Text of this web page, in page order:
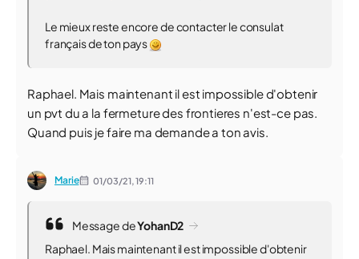
Le mieux reste encore de contacter le consulat
français de ton pays
Raphael. Mais maintenant il est impossible d'obtenir
un pvt du a la fermeture des frontieres n'est-ce pas.
Quand puis je faire ma demande a ton avis.
Marie 01/03/21,19:11
Message deYohanD2
Raphael. Mais maintenant il est impossible d'obtenir